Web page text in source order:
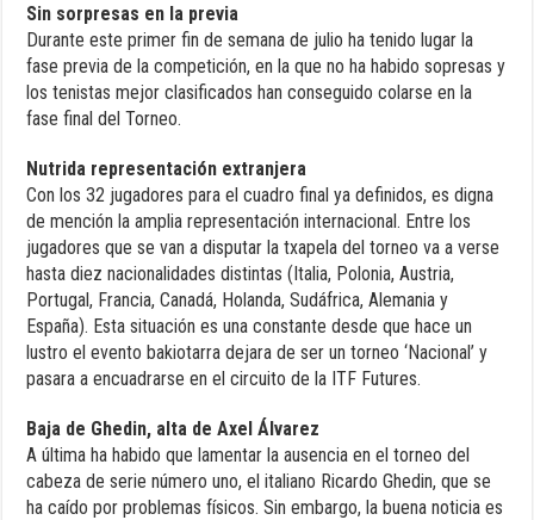
Sin sorpresas en la previa
Durante este primer fin de semana de julio ha tenido lugar la
fase previa de la competición, en la que no ha habido sopresas y
los tenistas mejor clasificados han conseguido colarse en la
fase final del Torneo.
Nutrida representación extranjera
Con los 32 jugadores para el cuadro final ya definidos, es digna
de mención la amplia representación internacional. Entre los
jugadores que se van a disputar la txapela del torneo va a verse
hasta diez nacionalidades distintas (Italia, Polonia, Austria,
Portugal, Francia, Canadá, Holanda, Sudáfrica, Alemania y
España). Esta situación es una constante desde que hace un
lustro el evento bakiotarra dejara de ser un torneo ‘Nacional’ y
pasara a encuadrarse en el circuito de la ITF Futures.
Baja de Ghedin, alta de Axel Álvarez
A última ha habido que lamentar la ausencia en el torneo del
cabeza de serie número uno, el italiano Ricardo Ghedin, que se
ha caído por problemas físicos. Sin embargo, la buena noticia es